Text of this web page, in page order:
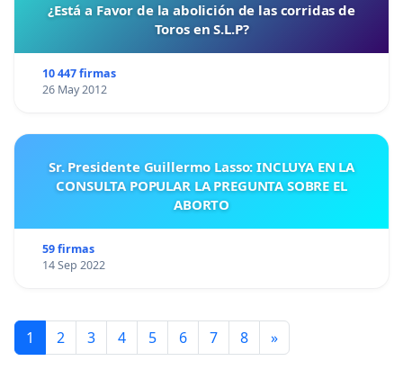
¿Está a Favor de la abolición de las corridas de
Toros en S.L.P?
10 447 firmas
26 May 2012
Sr. Presidente Guillermo Lasso: INCLUYA EN LA
CONSULTA POPULAR LA PREGUNTA SOBRE EL
ABORTO
59 firmas
14 Sep 2022
1 2 3 4 5 6 7 8 »